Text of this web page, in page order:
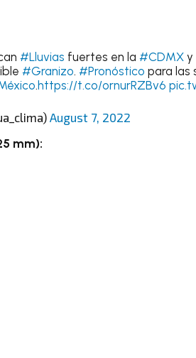
#Lluvias fuertes en la #CDMXy
#Granizo. #Pronóstico para las
.https://t.co/ornurRZBv6
August 7, 2022
mm):